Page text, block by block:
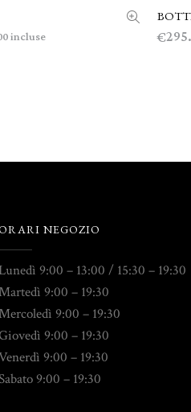
incluse €
NEGOZIO
Lunedì 9:00 – 13:00 / 15:30 – 19:30
9:00 – 19:30
9:00 – 19:30
9:00 – 19:30
9:00 – 19:30
9:00 – 19:30